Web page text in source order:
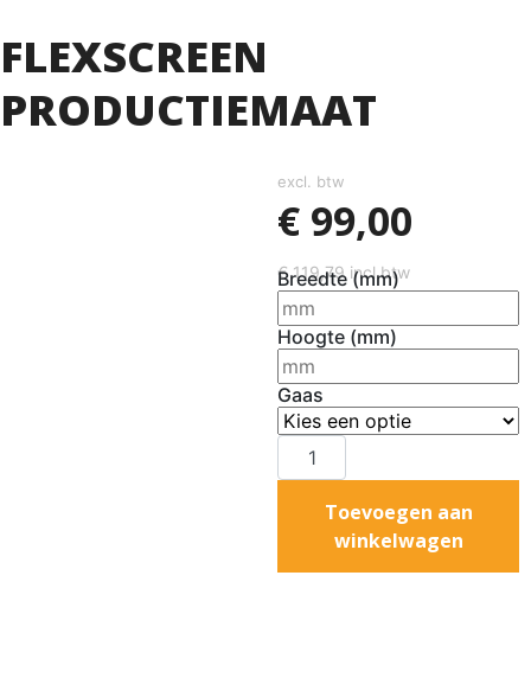
FLEXSCREEN
PRODUCTIEMAAT
excl. btw
€ 99,00
€119,79incl btw
Breedte (mm)
Hoogte (mm)
Gaas
Toevoegen aan
winkelwagen